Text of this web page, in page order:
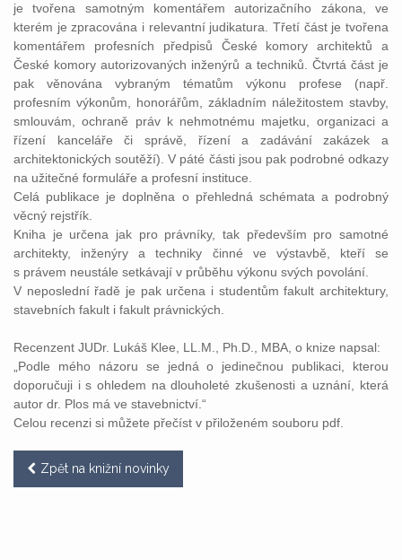
je tvořena samotným komentářem autorizačního zákona, ve
kterém je zpracována i relevantní judikatura. Třetí část je tvořena
komentářem profesních předpisů České komory architektů a
České komory autorizovaných inženýrů a techniků. Čtvrtá část je
pak věnována vybraným tématům výkonu profese (např.
profesním výkonům, honorářům, základním náležitostem stavby,
smlouvám, ochraně práv k nehmotnému majetku, organizaci a
řízení kanceláře či správě, řízení a zadávání zakázek a
architektonických soutěží). V páté části jsou pak podrobné odkazy
na užitečné formuláře a profesní instituce.
Celá publikace je doplněna o přehledná schémata a podrobný
věcný rejstřík.
Kniha je určena jak pro právníky, tak především pro samotné
architekty, inženýry a techniky činné ve výstavbě, kteří se
s právem neustále setkávají v průběhu výkonu svých povolání.
V neposlední řadě je pak určena i studentům fakult architektury,
stavebních fakult i fakult právnických.
Recenzent JUDr. Lukáš Klee, LL.M., Ph.D., MBA, o knize napsal:
„Podle mého názoru se jedná o jedinečnou publikaci, kterou
doporučuji i s ohledem na dlouholeté zkušenosti a uznání, která
autor dr. Plos má ve stavebnictví.“
Celou recenzi si můžete přečíst v přiloženém souboru pdf.
Zpět na knižní novinky